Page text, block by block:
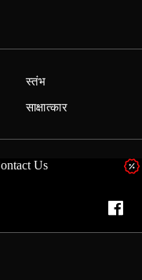
स्तंभ
साक्षात्कार
Us